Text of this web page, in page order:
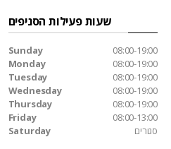
שעות פעילות הסניפים
Sunday
08:00-19:00
Monday
08:00-19:00
Tuesday
08:00-19:00
Wednesday
08:00-19:00
Thursday
08:00-19:00
Friday
08:00-13:00
Saturday
סגורים